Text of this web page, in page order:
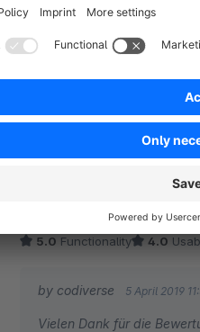
Average rating of 5 out
Das Plugin ist prima für
schnellen Support bei
5.0Functionality 5.0
Funktioniert gut, tut was es
5.0 Functionality 4.0
by codiverse 5 April 2019
Vielen Dank für die